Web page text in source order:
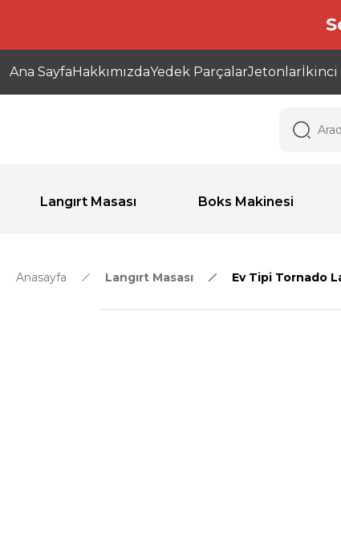
Ana SayfaHakkımızdaYedek ParçalarJetonlarİkinci
Langırt Masası Boks Makinesi
Anasayfa Langırt Masası Ev Tipi Tornado